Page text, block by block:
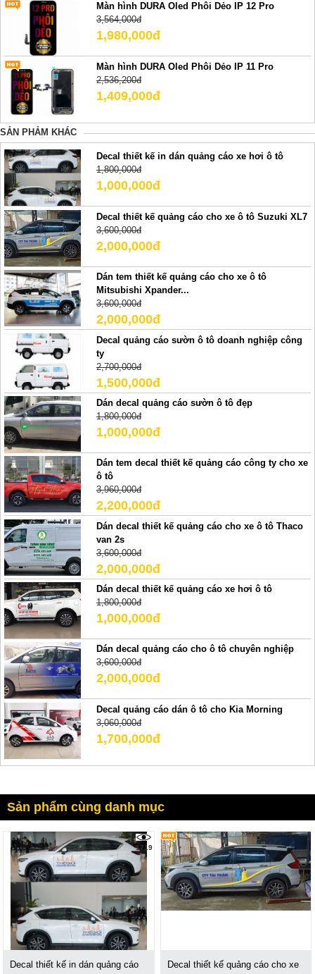
Màn hình DURA Oled Phôi Dẻo IP 12 Pro
3,564,000đ
1,980,000đ
Màn hình DURA Oled Phôi Dẻo IP 11 Pro
2,536,200đ
1,409,000đ
SẢN PHẢM KHÁC
Decal thiết kế in dán quảng cáo xe hơi ô tô
1,800,000đ
1,000,000đ
Decal thiết kế quảng cáo cho xe ô tô Suzuki XL7
3,600,000đ
2,000,000đ
Dán tem thiết kế quảng cáo cho xe ô tô
Mitsubishi Xpander...
3,600,000đ
2,000,000đ
Decal quảng cáo sườn ô tô doanh nghiệp công
ty
2,700,000đ
1,500,000đ
Dán decal quảng cáo sườn ô tô đẹp
1,800,000đ
1,000,000đ
Dán tem decal thiết kế quảng cáo công ty cho xe
ô tô
3,960,000đ
2,200,000đ
Dán decal thiết kế quảng cáo cho xe ô tô Thaco
van 2s
3,600,000đ
2,000,000đ
Dán decal thiết kế quảng cáo xe hơi ô tô
1,800,000đ
1,000,000đ
Dán decal quảng cáo cho ô tô chuyên nghiệp
3,600,000đ
2,000,000đ
Decal quảng cáo dán ô tô cho Kia Morning
3,060,000đ
1,700,000đ
Sản phẩm cùng danh mục
1719
Decal thiết kế in dán quảng cáo
Decal thiết kế quảng cáo cho xe